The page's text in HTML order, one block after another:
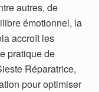
autres, de
émotionnel, la
accroît les
pratique de
Réparatrice,
pour optimiser